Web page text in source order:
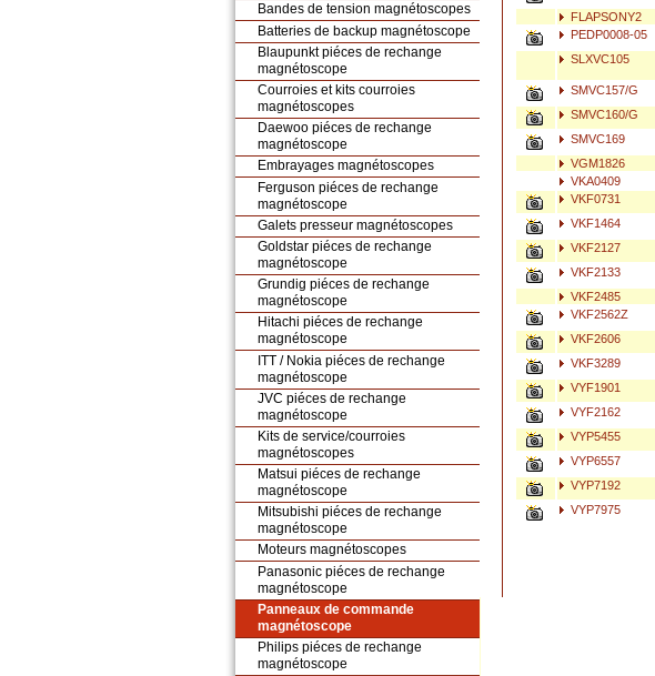
Bandes de tension magnétoscopes
Batteries de backup magnétoscope
Blaupunkt piéces de rechange
magnétoscope
Courroies et kits courroies
magnétoscopes
Daewoo piéces de rechange
magnétoscope
Embrayages magnétoscopes
Ferguson piéces de rechange
magnétoscope
Galets presseur magnétoscopes
Goldstar piéces de rechange
magnétoscope
Grundig piéces de rechange
magnétoscope
Hitachi piéces de rechange
magnétoscope
ITT / Nokia piéces de rechange
magnétoscope
JVC piéces de rechange
magnétoscope
Kits de service/courroies
magnétoscopes
Matsui piéces de rechange
magnétoscope
Mitsubishi piéces de rechange
magnétoscope
Moteurs magnétoscopes
Panasonic piéces de rechange
magnétoscope
Panneaux de commande
magnétoscope
Philips piéces de rechange
magnétoscope
FLAPSONY2
PEDP0008-05
SLXVC105
SMVC157/G
SMVC160/G
SMVC169
VGM1826
VKA0409
VKF0731
VKF1464
VKF2127
VKF2133
VKF2485
VKF2562Z
VKF2606
VKF3289
VYF1901
VYF2162
VYP5455
VYP6557
VYP7192
VYP7975